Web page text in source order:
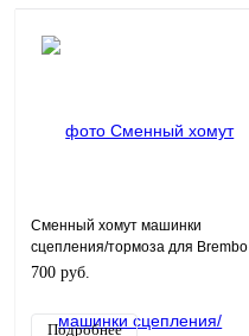
Сменный хомут машинки
сцепления/тормоза для Brembo
700 руб.
Подробнее